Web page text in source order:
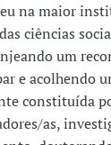
na maior
ciências
um
e acolhendo
constituída
as,